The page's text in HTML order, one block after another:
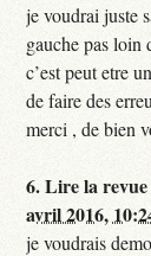
je voudrai juste
gauche pas loin
c’est peut etre
de faire des
merci , de bien
6.Lire la
avril 2016,
je voudrais